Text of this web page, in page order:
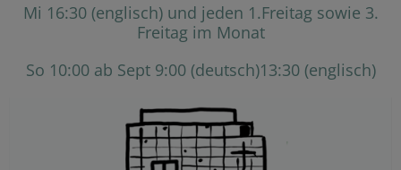
Mi 16:30 (englisch) und jeden 1.Freitag sowie 3.
Freitag im Monat
So 10:00 ab Sept 9:00 (deutsch)13:30 (englisch)